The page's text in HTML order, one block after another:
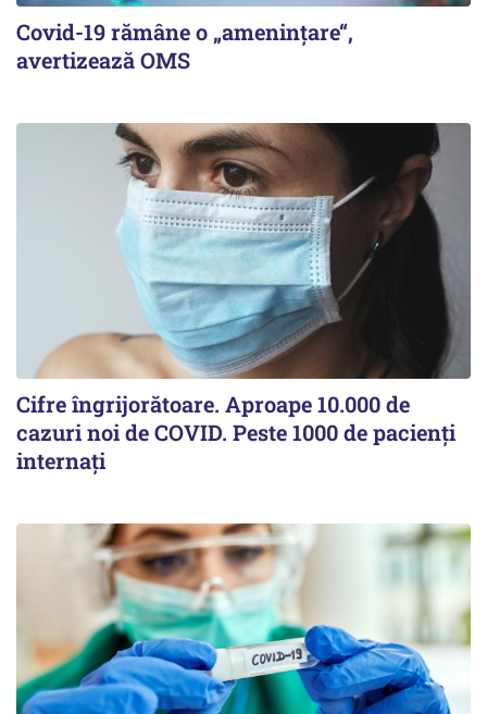
Covid-19 rămâne o „ameninţare“,
avertizează OMS
Cifre îngrijorătoare. Aproape 10.000 de
cazuri noi de COVID. Peste 1000 de pacienți
internați